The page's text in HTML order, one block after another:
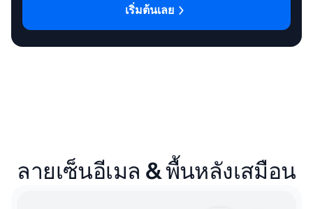
เริ่มต้นเลย
ลายเซ็นอีเมล & พื้นหลังเสมือน